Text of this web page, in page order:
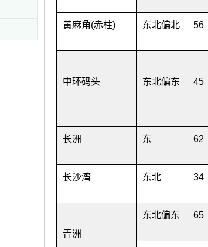
黄麻角(赤柱) 东北偏北 56
中环码头 东北偏东 45
长洲 东 62
长沙湾 东北 34
青洲
东北偏东 65